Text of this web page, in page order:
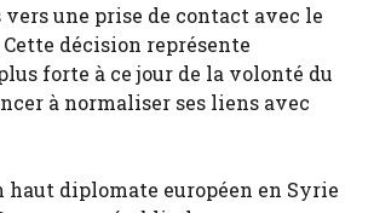
une prise de contact avec le
décision représente
forte à ce jour de la volonté du
à normaliser ses liens avec
haut diplomate européen en Syrie